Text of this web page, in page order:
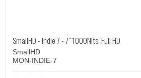
SmallHD - Indie 7 - 7" 1000Nits, Full HD
SmallHD
MON-INDIE-7